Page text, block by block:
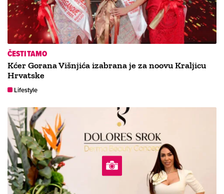
ČESTITAMO
Kćer Gorana Višnjića izabrana je za noovu Kraljicu
Hrvatske
Lifestyle